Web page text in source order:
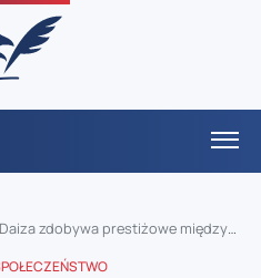
zdobywa prestiżowe międzynarodowe wyróżnienie za jakość obsługi